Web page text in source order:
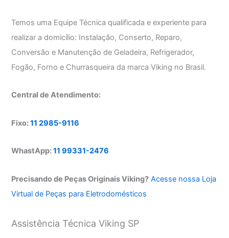
Temos uma Equipe Técnica qualificada e experiente para
realizar a domicílio: Instalação, Conserto, Reparo,
Conversão e Manutenção de Geladeira, Refrigerador,
Fogão, Forno e Churrasqueira da marca Viking no Brasil.
Central de Atendimento:
Fixo:11 2985-9116
WhastApp:11 99331-2476
Precisando de Peças Originais Viking? Acesse nossa Loja
Virtual de Peças para Eletrodomésticos
Assistência Técnica Viking SP